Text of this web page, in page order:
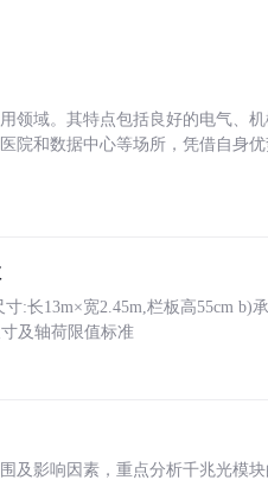
领域。其特点包括良好的电气、
院和数据中心等场所，凭借自身
:长13m×宽2.45m,栏板高55cm b)
及轴荷限值标准
及影响因素，重点分析千兆光模